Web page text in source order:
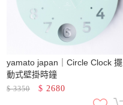
yamato japan｜Circle Clock 擺
動式壁掛時鐘
$3350 $ 2680